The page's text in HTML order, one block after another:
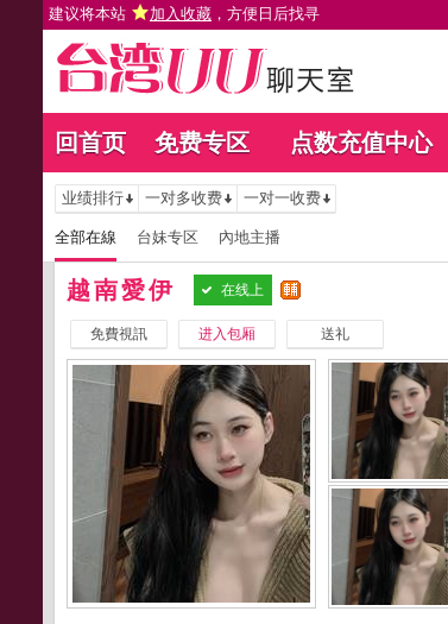
建议将本站 加入收藏 ，方便日后找寻
回首页 免费专区 点数充值中心
业绩排行 一对多收费 一对一收费
全部在線 台妹专区 內地主播
越南愛伊 在线上
免費視訊 进入包厢 送礼